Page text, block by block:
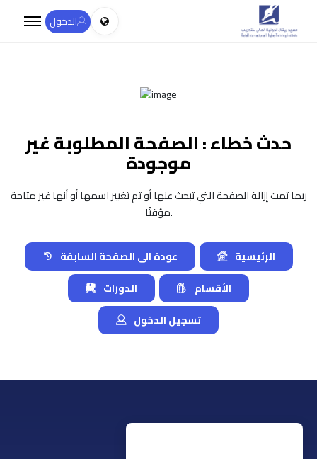
الدخول
حدث خطاء : الصفحة المطلوبة غير
موجودة
ربما تمت إزالة الصفحة التي تبحث عنها أو تم تغيير اسمها أو أنها غير متاحة
مؤقتًا.
عودة الى الصفحة السابقة
الرئيسية
الدورات
الأقسام
تسجيل الدخول